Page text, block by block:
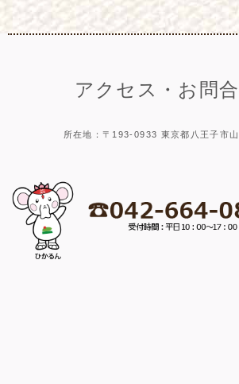
アクセス・お問
所在地：〒193-0933 東京都八王子市